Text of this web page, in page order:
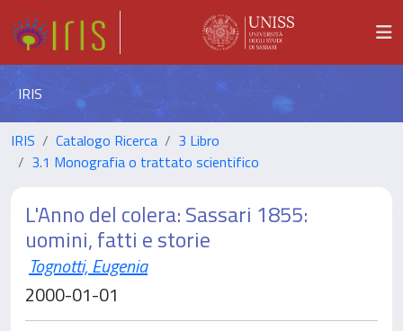
IRIS
IRIS Catalogo Ricerca
3 Libro
3.1 Monografia o trattato scientifico
L'Anno del colera: Sassari 1855:
uomini, fatti e storie
Tognotti, Eugenia
2000-01-01